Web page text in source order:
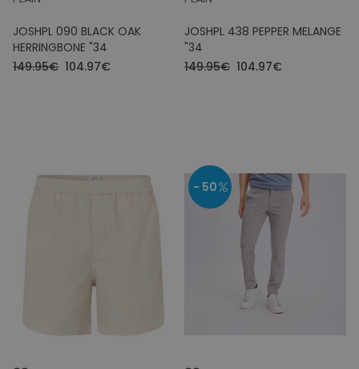
JOSHPL 090 BLACK OAK
HERRINGBONE "34
149.95€ 104.97€
JOSHPL 438 PEPPER MELANGE
"34
149.95€ 104.97€
- 50